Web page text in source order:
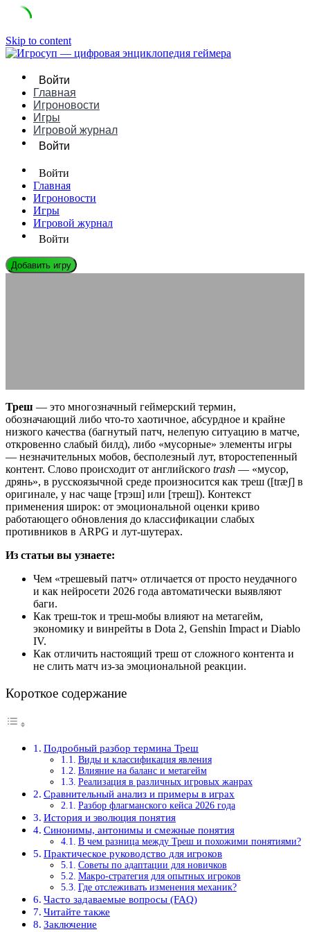
Skip to content
Войти
Главная
Игроновости
Игры
Игровой журнал
Войти
Войти
Главная
Игроновости
Игры
Игровой журнал
Войти
Добавить игру
Треш — это многозначный геймерский термин,
обозначающий либо что-то хаотичное, абсурдное и крайне
низкого качества (багнутый патч, нелепую ситуацию в матче,
откровенно слабый билд), либо «мусорные» элементы игры
— незначительных мобов, бесполезный лут, второстепенный
контент. Слово происходит от английского trash — «мусор,
дрянь», в русскоязычной среде произносится как треш ([træʃ] в
оригинале, у нас чаще [трэш] или [треш]). Контекст
применения широк: от эмоциональной оценки криво
работающего обновления до классификации слабых
противников в ARPG и лут-шутерах.
Из статьи вы узнаете:
Чем «трешевый патч» отличается от просто неудачного
и как нейросети 2026 года автоматически выявляют
баги.
Как треш-ток и треш-мобы влияют на метагейм,
экономику и винрейты в Dota 2, Genshin Impact и Diablo
IV.
Как отличить настоящий треш от сложного контента и
не слить матч из-за эмоциональной реакции.
Короткое содержание
Подробный разбор термина Треш
Виды и классификация явления
Влияние на баланс и метагейм
Реализация в различных игровых жанрах
Сравнительный анализ и примеры в играх
Разбор флагманского кейса 2026 года
История и эволюция понятия
Синонимы, антонимы и смежные понятия
В чем разница между Треш и похожими понятиями?
Практическое руководство для игроков
Советы по адаптации для новичков
Макро-стратегия для опытных игроков
Где отслеживать изменения механик?
Часто задаваемые вопросы (FAQ)
Читайте также
Заключение